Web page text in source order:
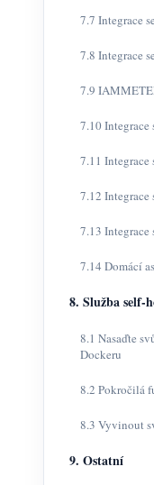
7.7 Integrace
7.8 Integrace
7.9
7.10 Integrace
7.11 Integrace
7.12 Integrace
7.13 Integrace
7.14 Domácí
8. Služba self-
8.1 Nasaďte
Dockeru
8.2 Pokročilá
8.3 Vyvinout
9. Ostatní